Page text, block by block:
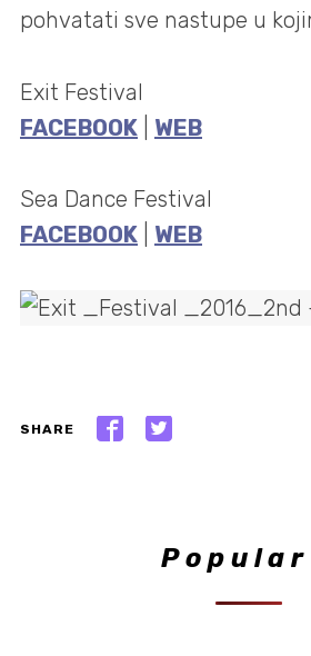
pohvatati sve nastupe u
Exit Festival
FACEBOOK
WEB
Sea Dance Festival
FACEBOOK
WEB
SHARE
Popular